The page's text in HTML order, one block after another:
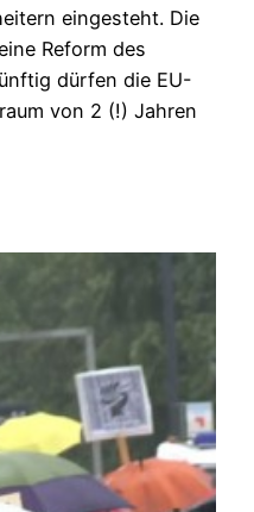
eingesteht. Die
Reform des
dürfen die EU-
von 2 (!) Jahren